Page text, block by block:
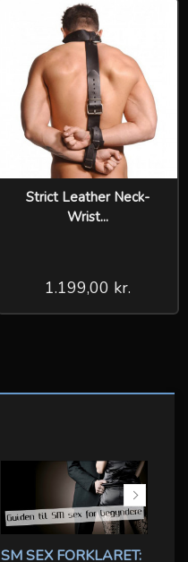
Strict Leather Neck-
Wrist...
1.199,00 kr.
SM SEX FORKLARET: